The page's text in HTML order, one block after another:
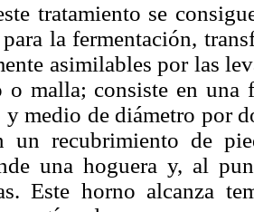
tratamiento se
la fermentación,
asimilables por las
o malla; consiste en una
y medio de diámetro por
un recubrimiento de
una hoguera y, al
Este horno alcanza